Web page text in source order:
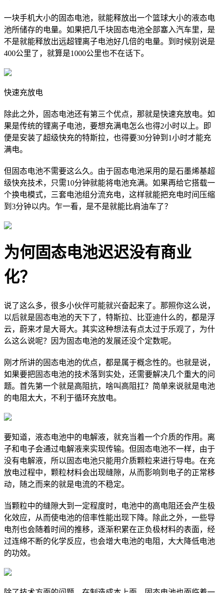
一块手机大小的固态电池，就能释放出一个篮球大小的液态电
池所储存的电量。如果把几千块固态电池全部塞入汽车里，是
不是就能释放出远超锂离子电池好几倍的电量。到时候别说是
400公里了，就算是1000公里也不在话下。
快速充放电
除此之外，固态电池还有第三个优点，那就是快速充放电。如
果是传统的锂离子电池，要想充满电怎么也得2小时以上。即
便是安装了超级快充的特斯拉，也得要30分钟到1小时才能充
满电。
但固态电池不需要这么久。由于固态电池采用的是石墨烯基超
级快充技术，只需10分钟就能将电池充满。如果再给它搭载一
个换电模式，三套电池组分流充电，这样就能把充电时间压缩
到3分钟以内。乍一看，是不是就能比肩油车了？
为何固态电池迟迟没有商业
化？
说了这么多，很多小伙伴可能就兴奋起来了。那照你这么说，
以后就是固态电池的天下了，特斯拉、比亚迪什么的，都是浮
云，蔚来才是大哥大。其实这种想法有点太过于乐观了，为什
么这么说呢？因为固态电池的发展还没个定数呢。
刚才所讲的固态电池的优点，都是属于概念性的。也就是说，
如果要把固态电池的技术落到实处，还需要解决几个重大的问
题。首先第一个就是高阻抗，啥叫高阻扛？简单来说就是电池
的电阻太大，不利于循环充放电。
要知道，液态电池中的电解液，就充当着一个介质的作用。离
子和电子会通过电解液来实现传输。但固态电池不一样，由于
没有电解液，所以固态电池只能用介质颗粒来进行导电。在充
放电过程中，颗粒材料会出现缝隙，从而影响到电子的正常移
动，随之而来的就是电流的不稳定。
当颗粒中的缝隙大到一定程度时，电池中的高电阻还会产生极
化效应，从而使电池的倍率性能出现下降。除此之外，一些导
电剂也会随着时间的推移，逐渐积累在正负极材料的表面，经
过连绵不断的化学反应，也会增大电池的电阻，大大降低电池
的功效。